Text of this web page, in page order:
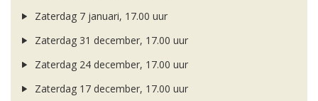
Zaterdag 7 januari, 17.00 uur
Zaterdag 31 december, 17.00 uur
Zaterdag 24 december, 17.00 uur
Zaterdag 17 december, 17.00 uur